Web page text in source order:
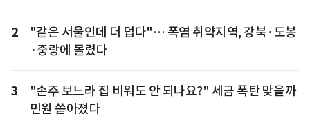
2
"같은 서울인데 더 덥다"… 폭염 취약지역, 강북·도봉
·중랑에 몰렸다
3
"손주 보느라 집 비워도 안 되나요?" 세금 폭탄 맞을까
민원 쏟아졌다